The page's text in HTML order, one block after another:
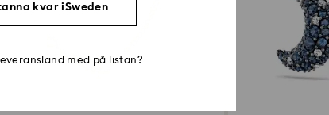
kvar iSweden
med på listan?